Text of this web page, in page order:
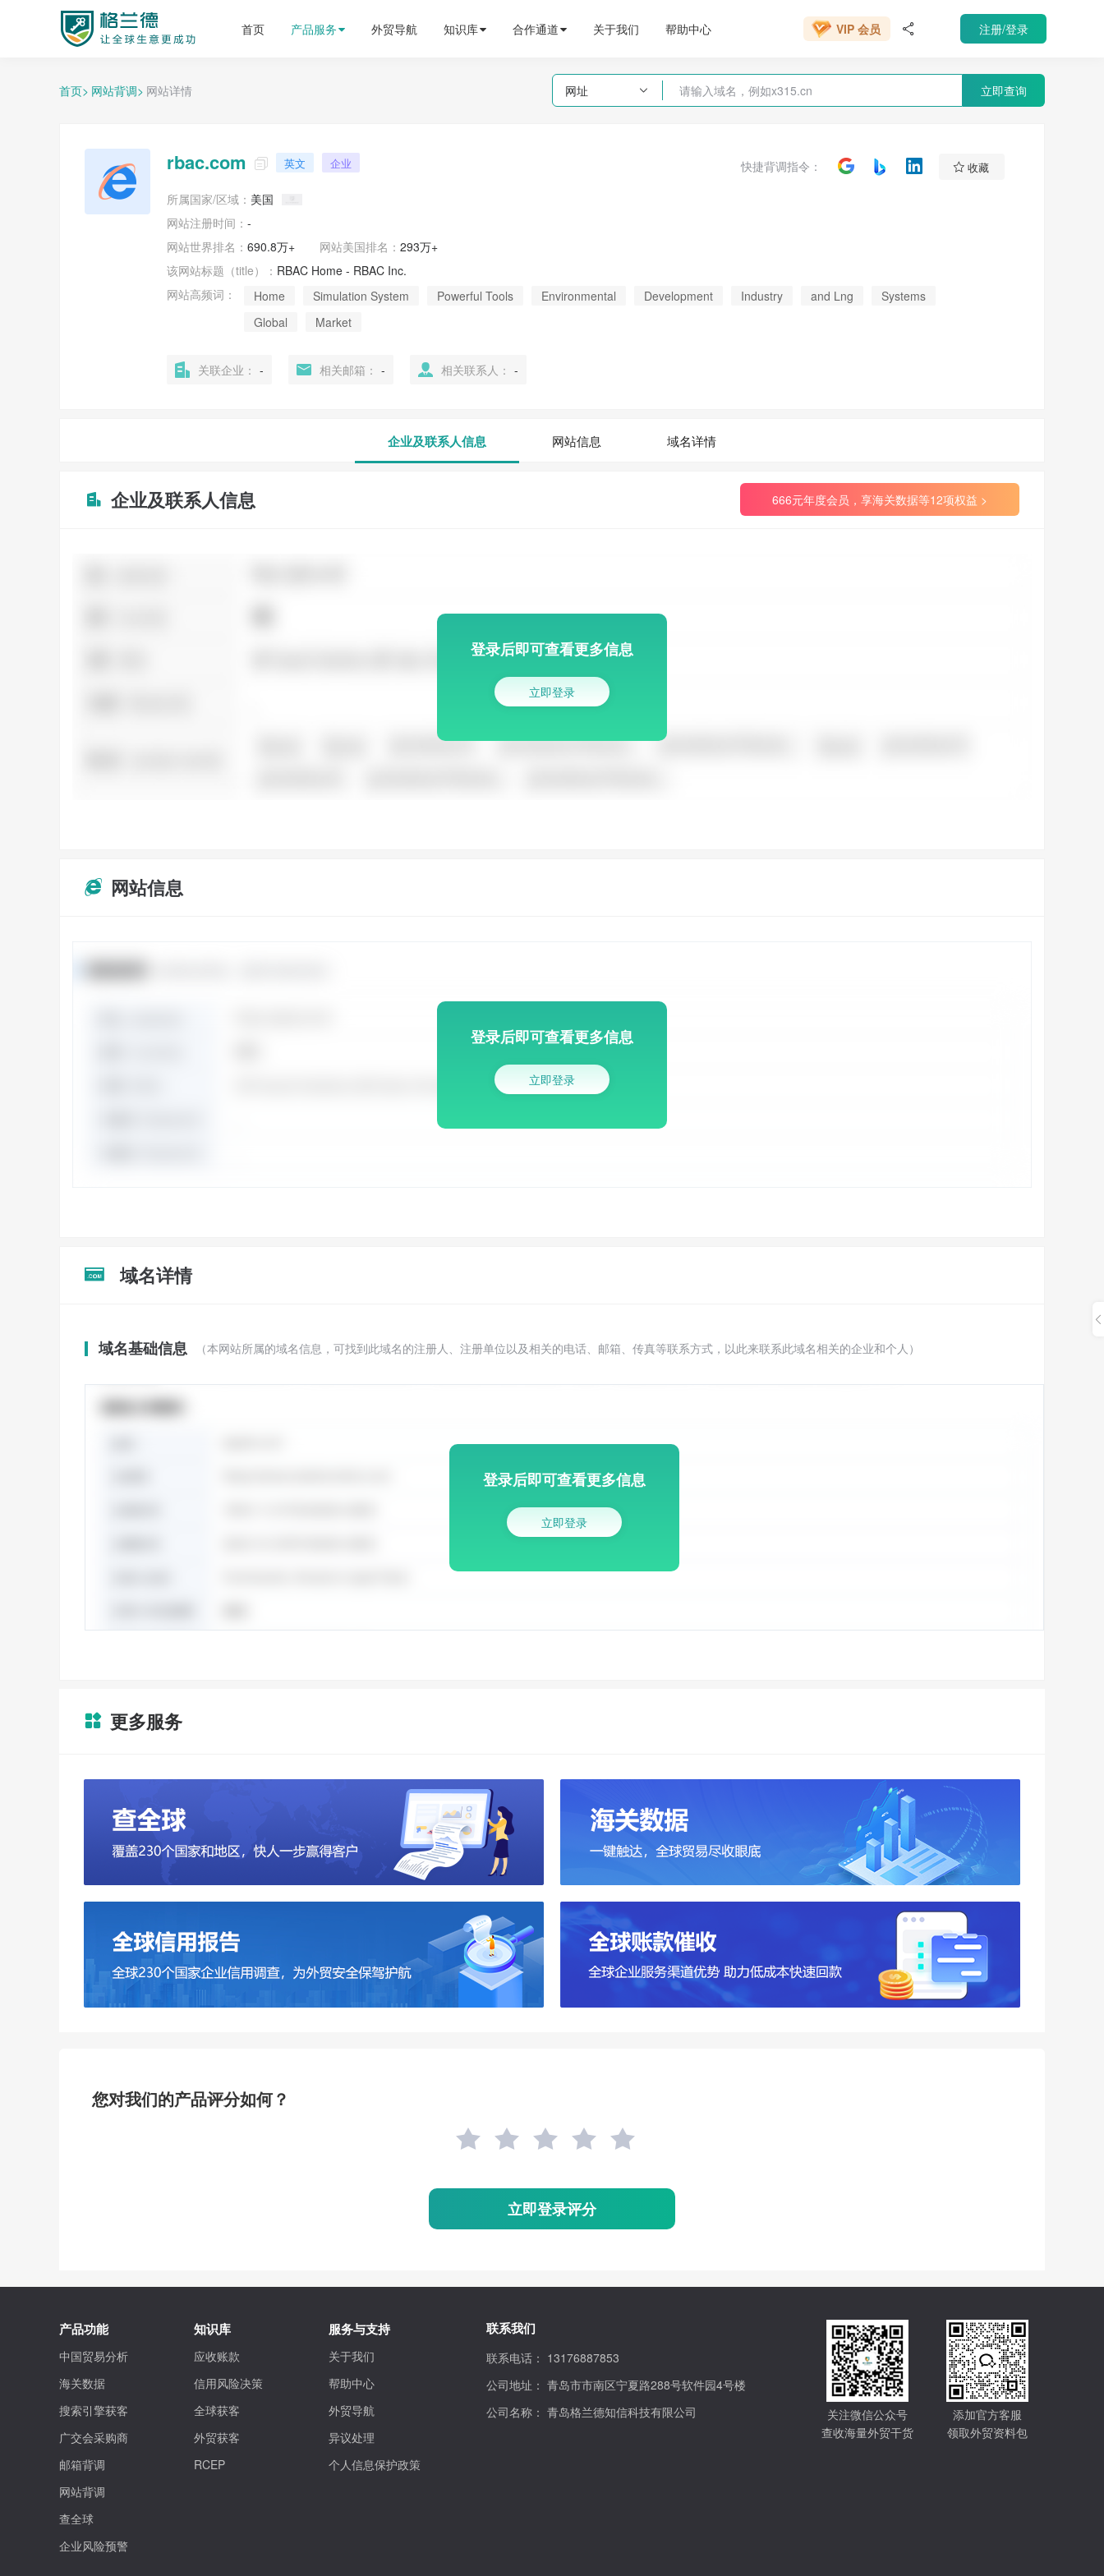
格兰德外贸获客平台 首页 产品服务 外贸导航 知识库 合作通道 关于我们 帮助中心
VIP 会员
 注册/登录
首页> 网站背调> 网站详情 网址  立即查询
rbac.com  英文 企业 快捷背调指令： 收藏
所属国家/区域： 美国
网站注册时间： -
网站世界排名： 690.8万+ 网站美国排名： 293万+
该网站标题（title）： RBAC Home - RBAC Inc.
网站高频词：
Home Simulation System Powerful Tools Environmental Development Industry and Lng
Systems
Global
Market
关联企业： - 相关邮箱： - 相关联系人： -
企业及联系人信息 网站信息 域名详情
 企业及联系人信息 666元年度会员，享海关数据等12项权益 >
登录后即可查看更多信息
立即登录
 网站信息
登录后即可查看更多信息
立即登录
 域名详情
域名基础信息 （本网站所属的域名信息，可找到此域名的注册人、注册单位以及相关的电话、邮箱、传真等联系方式，以此来联系此域名相关的企业和个人）
登录后即可查看更多信息
立即登录
 更多服务
您对我们的产品评分如何？
立即登录评分
产品功能
中国贸易分析
海关数据
搜索引擎获客
广交会采购商
邮箱背调
网站背调
查全球
企业风险预警
知识库
应收账款
信用风险决策
全球获客
外贸获客
RCEP
服务与支持
关于我们
帮助中心
外贸导航
异议处理
个人信息保护政策
联系我们
联系电话： 13176887853
公司地址： 青岛市市南区宁夏路288号软件园4号楼
公司名称： 青岛格兰德知信科技有限公司
关注微信公众号
查收海量外贸干货
添加官方客服
领取外贸资料包
